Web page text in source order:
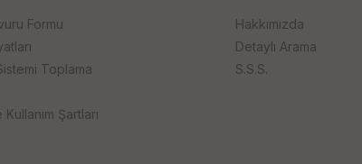
Formu
Toplama
Şartları
Hakkımızda
Detaylı Arama
S.S.S.